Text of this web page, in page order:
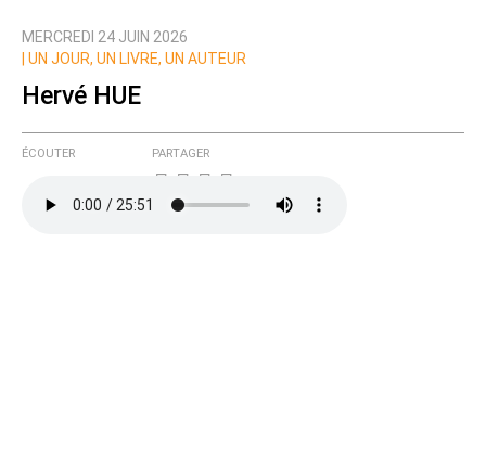
Prévenez-moi de tous les nouveaux commentaires
MERCREDI 24 JUIN 2026
UN JOUR, UN LIVRE, UN AUTEUR
Hervé HUE
ÉCOUTER PARTAGER